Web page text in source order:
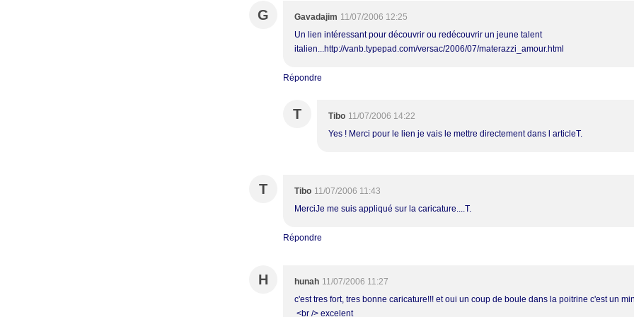
G Gavadajim 11/07/2006 12:25
Un lien intéressant pour découvrir ou redécouvrir un jeune talent
italien...http://vanb.typepad.com/versac/2006/07/materazzi_amour.html
Répondre
T Tibo 11/07/2006 14:22
Yes ! Merci pour le lien je vais le mettre directement dans l articleT.
T Tibo 11/07/2006 11:43
MerciJe me suis appliqué sur la caricature....T.
Répondre
H hunah 11/07/2006 11:27
c'est tres fort, tres bonne caricature!!! et oui un coup de boule dans la poitrine c'est un
<br /> excelent